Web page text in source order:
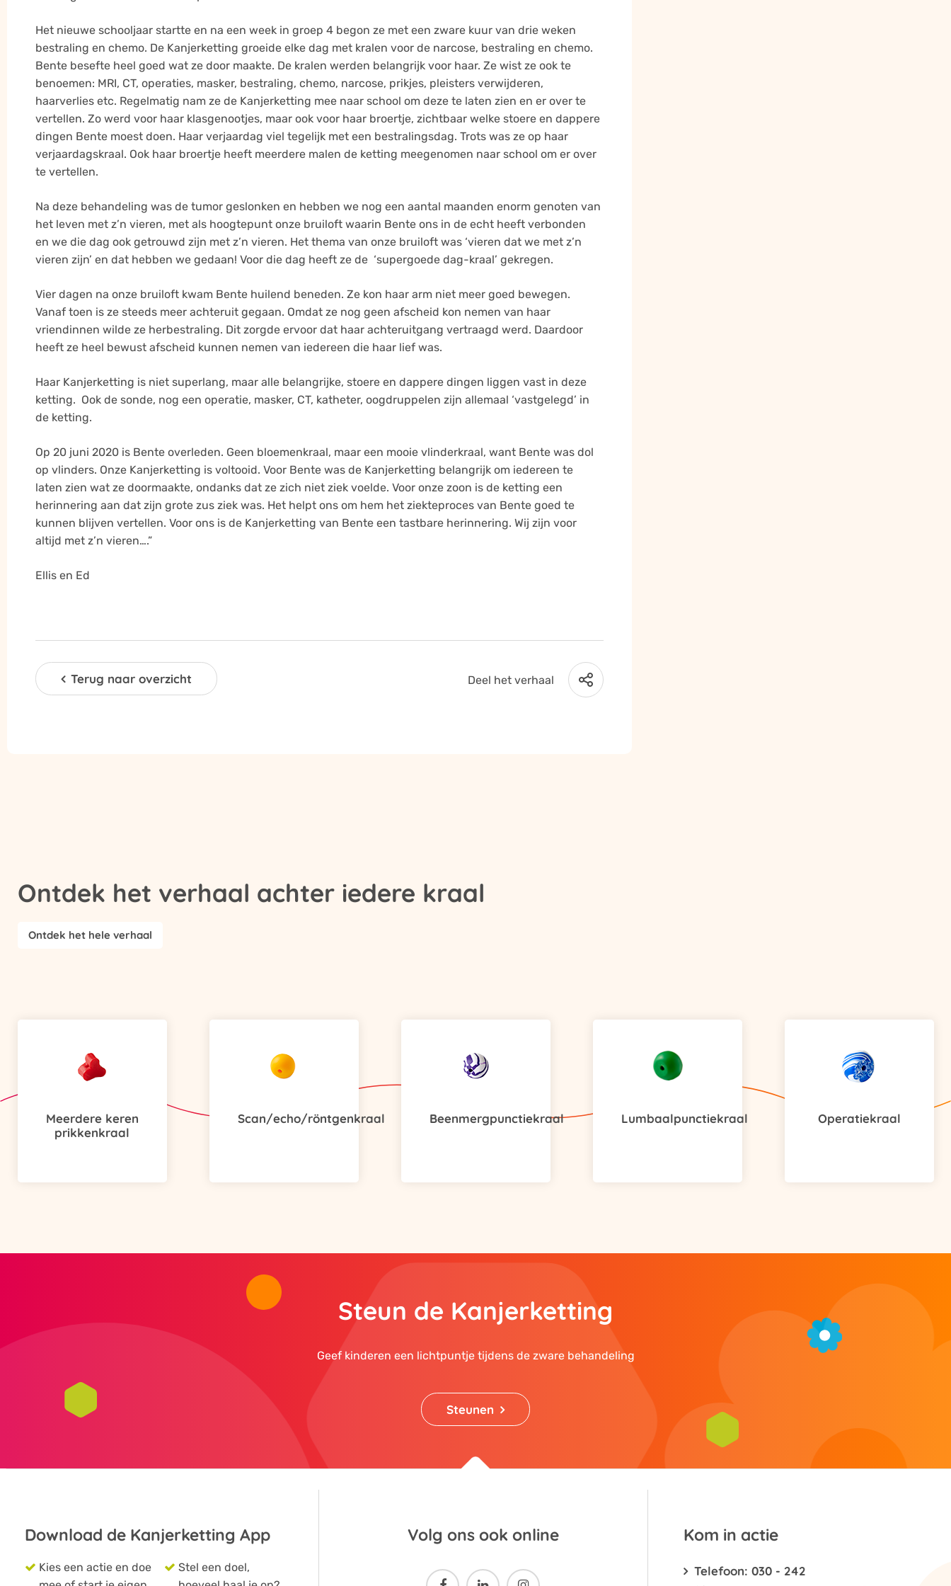
Het nieuwe schooljaar startte en na een week in groep 4 begon ze met een zware kuur van drie weken
bestraling en chemo. De Kanjerketting groeide elke dag met kralen voor de narcose, bestraling en chemo.
Bente besefte heel goed wat ze door maakte. De kralen werden belangrijk voor haar. Ze wist ze ook te
benoemen: MRI, CT, operaties, masker, bestraling, chemo, narcose, prikjes, pleisters verwijderen,
haarverlies etc. Regelmatig nam ze de Kanjerketting mee naar school om deze te laten zien en er over te
vertellen. Zo werd voor haar klasgenootjes, maar ook voor haar broertje, zichtbaar welke stoere en dappere
dingen Bente moest doen. Haar verjaardag viel tegelijk met een bestralingsdag. Trots was ze op haar
verjaardagskraal. Ook haar broertje heeft meerdere malen de ketting meegenomen naar school om er over
te vertellen.
Na deze behandeling was de tumor geslonken en hebben we nog een aantal maanden enorm genoten van
het leven met z’n vieren, met als hoogtepunt onze bruiloft waarin Bente ons in de echt heeft verbonden
en we die dag ook getrouwd zijn met z’n vieren. Het thema van onze bruiloft was ‘vieren dat we met z’n
vieren zijn’ en dat hebben we gedaan! Voor die dag heeft ze de ‘supergoede dag-kraal’ gekregen.
Vier dagen na onze bruiloft kwam Bente huilend beneden. Ze kon haar arm niet meer goed bewegen.
Vanaf toen is ze steeds meer achteruit gegaan. Omdat ze nog geen afscheid kon nemen van haar
vriendinnen wilde ze herbestraling. Dit zorgde ervoor dat haar achteruitgang vertraagd werd. Daardoor
heeft ze heel bewust afscheid kunnen nemen van iedereen die haar lief was.
Haar Kanjerketting is niet superlang, maar alle belangrijke, stoere en dappere dingen liggen vast in deze
ketting. Ook de sonde, nog een operatie, masker, CT, katheter, oogdruppelen zijn allemaal ‘vastgelegd’ in
de ketting.
Op 20 juni 2020 is Bente overleden. Geen bloemenkraal, maar een mooie vlinderkraal, want Bente was dol
op vlinders. Onze Kanjerketting is voltooid. Voor Bente was de Kanjerketting belangrijk om iedereen te
laten zien wat ze doormaakte, ondanks dat ze zich niet ziek voelde. Voor onze zoon is de ketting een
herinnering aan dat zijn grote zus ziek was. Het helpt ons om hem het ziekteproces van Bente goed te
kunnen blijven vertellen. Voor ons is de Kanjerketting van Bente een tastbare herinnering. Wij zijn voor
altijd met z’n vieren….”
Ellis en Ed
Terug naar overzicht Deel het verhaal
Ontdek het verhaal achter iedere kraal
Ontdek het hele verhaal
Meerdere keren
prikkenkraal
Scan/echo/röntgenkraal Beenmergpunctiekraal Lumbaalpunctiekraal Operatiekraal
Steun de Kanjerketting
Geef kinderen een lichtpuntje tijdens de zware behandeling
Steunen
Download de Kanjerketting App
Kies een actie en doe
Stel een doel,
Volg ons ook online Kom in actie
Telefoon: 030 - 242